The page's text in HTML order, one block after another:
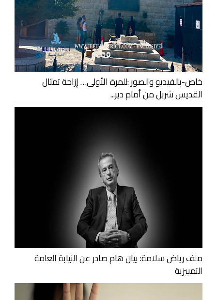
خاص-بالفيديو والصور :للمرة الأولى… إزاحة تمثال
القديس شربل من أمام دير...
ملف رياض سلامة: بيان هام صادر عن النيابة العامة
التمييزية